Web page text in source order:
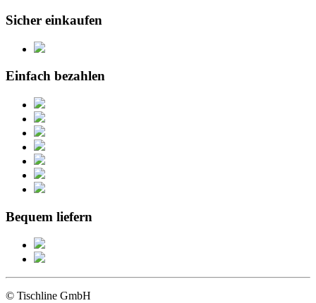
Sicher einkaufen
Einfach bezahlen
Bequem liefern
© Tischline GmbH